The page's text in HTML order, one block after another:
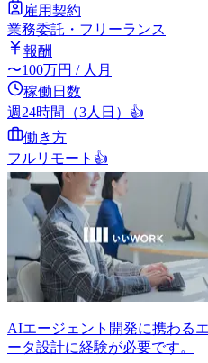
雇用契約
業務委託・フリーランス
報酬
〜100万円 / 人月
稼働日数
週24時間（3人日） 👍
働き方
フルリモート 👍
AIエージェント開発に携わる
ータ設計に経験が必要です。